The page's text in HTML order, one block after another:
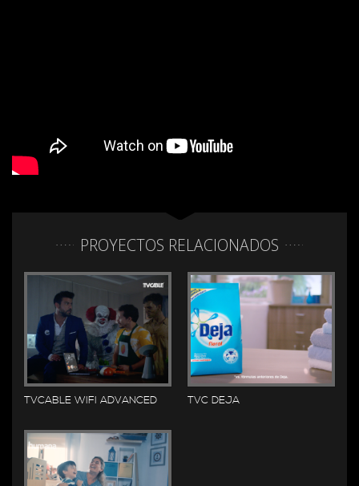
PROYECTOS RELACIONADOS
TVCABLE WIFI ADVANCED TVC DEJA